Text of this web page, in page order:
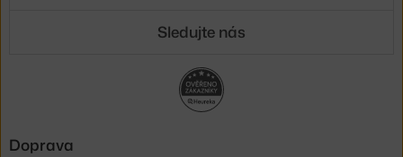
Sledujte nás
Doprava